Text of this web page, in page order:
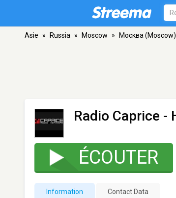
Asie » Russia » Moscow » Москва (Moscow)
Radio Caprice -
ÉCOUTER
Information Contact Data